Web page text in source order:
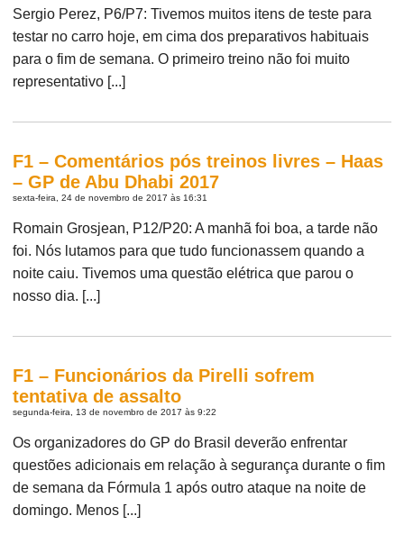
Sergio Perez, P6/P7: Tivemos muitos itens de teste para
testar no carro hoje, em cima dos preparativos habituais
para o fim de semana. O primeiro treino não foi muito
representativo [...]
F1 – Comentários pós treinos livres – Haas
– GP de Abu Dhabi 2017
sexta-feira, 24 de novembro de 2017 às 16:31
Romain Grosjean, P12/P20: A manhã foi boa, a tarde não
foi. Nós lutamos para que tudo funcionassem quando a
noite caiu. Tivemos uma questão elétrica que parou o
nosso dia. [...]
F1 – Funcionários da Pirelli sofrem
tentativa de assalto
segunda-feira, 13 de novembro de 2017 às 9:22
Os organizadores do GP do Brasil deverão enfrentar
questões adicionais em relação à segurança durante o fim
de semana da Fórmula 1 após outro ataque na noite de
domingo. Menos [...]